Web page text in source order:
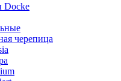
Docke
черепица